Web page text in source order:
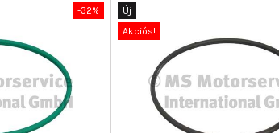
-32%
Új
Akciós!